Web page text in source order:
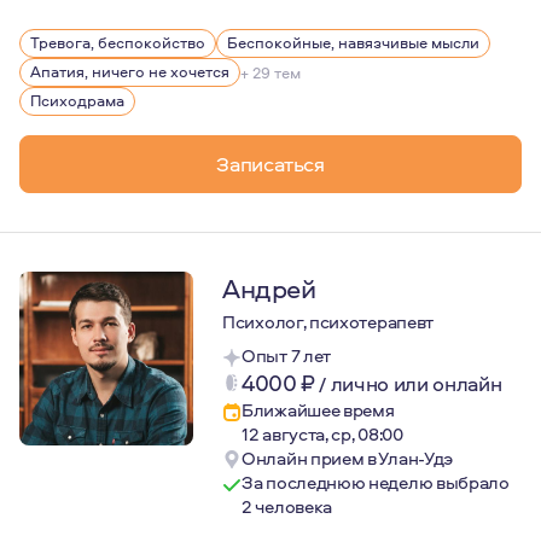
По первому образованию я музеолог и работаю в
Тревога, беспокойство
Беспокойные, навязчивые мысли
Апатия, ничего не хочется + 29 тем
Психодрама
Записаться
Андрей
Психолог, психотерапевт
Опыт 7 лет
4000₽/лично или онлайн
Ближайшее время
12 августа, ср, 08:00
Онлайн прием в Улан-Удэ
За последнюю неделю выбрало
2 человека